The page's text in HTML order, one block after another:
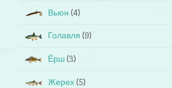
Вьюн (4)
Голавля (9)
Ёрш (3)
Жерех (5)